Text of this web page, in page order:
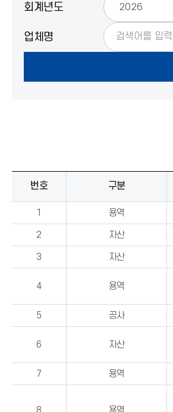
회계년도
업체명
번호 구분
1 용역
2 자산
3 자산
4 용역
5 공사
6 자산
7 용역